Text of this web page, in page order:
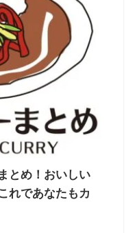
とめ！おいしい
れであなたもカ